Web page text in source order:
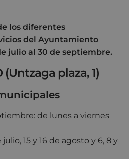
los diferentes
del Ayuntamiento
julio al 30 de septiembre.
(Untzaga plaza, 1)
de lunes a viernes
julio, 15 y 16 de agosto y 6, 8 y